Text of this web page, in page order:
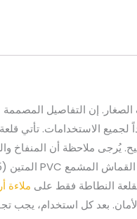
إن التفاصيل المصممة
الاستخدامات. تأتي
ملاءة
بعد كل استخدام، يجب